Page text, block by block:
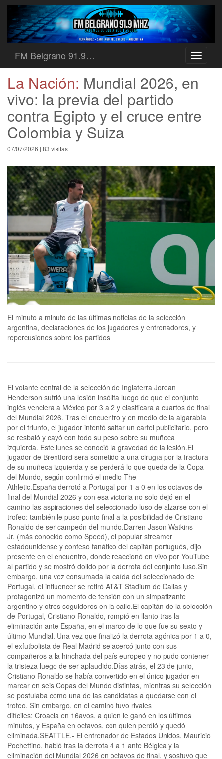
Toggle
FM Belgrano 91.9…
La Nación: Mundial 2026, en
vivo: la previa del partido
contra Egipto y el cruce entre
Colombia y Suiza
07/07/2026 | 83 visitas
El minuto a minuto de las últimas noticias de la selección
argentina, declaraciones de los jugadores y entrenadores, y
repercusiones sobre los partidos
El volante central de la selección de Inglaterra Jordan Henderson sufrió una lesión insólita luego de que el conjunto inglés venciera a México por 3 a 2 y clasificara a cuartos de final del Mundial 2026. Tras el encuentro y en medio de la algarabía por el triunfo, el jugador intentó saltar un cartel publicitario, pero se resbaló y cayó con todo su peso sobre su muñeca izquierda. Este lunes se conoció la gravedad de la lesión.El jugador de Brentford será sometido a una cirugía por la fractura de su muñeca izquierda y se perderá lo que queda de la Copa del Mundo, según confirmó el medio The Athletic.España derrotó a Portugal por 1 a 0 en los octavos de final del Mundial 2026 y con esa victoria no solo dejó en el camino las aspiraciones del seleccionado luso de alzarse con el trofeo: también le puso punto final a la posibilidad de Cristiano Ronaldo de ser campeón del mundo.Darren Jason Watkins Jr. (más conocido como Speed), el popular streamer estadounidense y confeso fanático del capitán portugués, dijo presente en el encuentro, donde reaccionó en vivo por YouTube al partido y se mostró dolido por la derrota del conjunto luso.Sin embargo, una vez consumada la caída del seleccionado de Portugal, el influencer se retiró AT&T Stadium de Dallas y protagonizó un momento de tensión con un simpatizante argentino y otros seguidores en la calle.El capitán de la selección de Portugal, Cristiano Ronaldo, rompió en llanto tras la eliminación ante España, en el marco de lo que fue su sexto y último Mundial. Una vez que finalizó la derrota agónica por 1 a 0, el exfutbolista de Real Madrid se acercó junto con sus compañeros a la hinchada del país europeo y no pudo contener la tristeza luego de ser aplaudido.Días atrás, el 23 de junio, Cristiano Ronaldo se había convertido en el único jugador en marcar en seis Copas del Mundo distintas, mientras su selección se postulaba como una de las candidatas a quedarse con el trofeo. Sin embargo, en el camino tuvo rivales difíciles: Croacia en 16avos, a quien le ganó en los últimos minutos, y España en octavos, con quien perdió y quedó eliminada.SEATTLE.- El entrenador de Estados Unidos, Mauricio Pochettino, habló tras la derrota 4 a 1 ante Bélgica y la eliminación del Mundial 2026 en octavos de final, y sostuvo que su selección no logró mostrar su verdadero nivel.En el marco de su localía, EE. UU. saltó al terreno de juego con el envión de haber vencido con comodidad a Bosnia en 16avos y de haber hecho una fase de grupos prolija, con seis puntos. Los norteamericanos habían afrontado ‌el partido convencidos de que podían dar la sorpresa ​ante una selección belga que muchos ​consideraban vulnerable. Sin embargo, los dirigidos por Pochettino sufrieron un duro golpe y cayeron 4 a 1.“No mostramos nuestra verdadera calidad como equipo. Nunca nos metimos en el partido. Bélgica fue mejor que nosotros, y eso es todo. Ha sido ​un día muy malo. No ha sido nuestro día, ni a nivel colectivo ni individual. En un torneo como el Mundial, ⁠cuando eso ocurre en una fase eliminatoria, quedas fuera y tenés que volver a casa”, dijo el director técnico en una conferencia de prensa.ATLANTA (Enviado especial).- En esta misma ciudad, hace 140 años, el farmacéutico y exoficial del Ejército John Stith Pemberton intentó crear un jarabe medicinal y, casi por accidente, dio con la fórmula de la gaseosa más famosa. A pocas cuadras de allí, donde hoy funciona el museo que recuerda aquella historia, Lionel Scaloni intenta reencontrarse con otra receta: la que convirtió a Argentina en el mejor equipo del mundo. Después de la preocupante actuación ante Cabo Verde y de cuatro días de autocrítica, análisis y correcciones, la selección afrontará este martes, frente a Egipto, los octavos de final con una idea bien clara: volver a ser ese equipo que, además de contar con Lionel Messi, se caracterizó por la presión, la intensidad y la solidez defensiva. Las variantes que analiza el entrenador responden justamente a esa búsqueda: reconstruir una identidad mucho más que modificar jugadores.Bastó observar a Scaloni durante la práctica de este lunes en el predio de Kennesaw State University para entender que, a horas del partido frente a Egipto, todavía hay cuestiones por ajustar que van mucho más allá de una decisión táctica. Más inquieto, activo y cercano a los jugadores que de costumbre, el entrenador vivió el entrenamiento con otra energía. La sensación puertas adentro es que Argentina mostró su peor versión ante Cabo Verde y que, para seguir en carrera, necesita volver a parecerse a sí misma.España derrotó a Portugal por 1 a 0 en los octavos de final del Mundial 2026 y con esa victoria no solo dejó en el camino las aspiraciones del seleccionado luso de alzarse con el trofeo: también le puso punto final a la posibilidad de Cristiano Ronaldo de ser campeón del mundo.Darren Jason Watkins Jr. (más conocido como Speed), el popular streamer estadounidense y confeso fanático del capitán portugués, dijo presente en el encuentro, donde reaccionó en vivo por YouTube al partido y se mostró dolido por la derrota del conjunto luso.En acto de injusticia propiciado en las altas esferas del poder decantará en que el recuerdo sobre la actuación de Folarin Balogun, una de las figuras de la selección de los Estados Unidos en el Mundial 2026, también sea injusta. Pese a haber aportado tres goles durante los cinco partidos que disputó, su nombre y apellido quedarán ligados al mayor escándalo del certamen: la anulación de su tarjeta roja ante Bosnia y Herzegovina, por intermediación directa del mismísimo presidente de la nación anfitriona, Donald Trump.“Sí, lo hice. Hablé y pedí una revisión por parte de la FIFA”, había reconocido el presidente de los Estados Unidos sobre su intervención para que el máximo organismo del fútbol revocara la suspensión al delantero norteamericano, cuya actuación en los octavos de final ante Bélgica distó de ser influyente. “Uno de los mejores jugadores del equipo”, como el propio Trump catalogó a Balogun, prácticamente no entró en juego.Tener un muy buen equipo ya es mucho y contar con un plantel altamente calificado representa un montón. Es un tesoro incalculable. El concepto le cabe a España, cuya caja de herramientas es tan amplia y variada que, si no le alcanza con los titulares en el banco, también hay soluciones. Recursos suficientes para ganarle a un Portugal igual de bien pertrechado el clásico de la península ibérica y meterse en los cuartos de final, a la espera del ganador de la llave entre Bélgica y Estados Unidos.Lo mejor que le puede ocurrir al Mundial es salir del grotesco de las últimas horas entre Infantino y Trump, responsables de desvirtuar las reglas, y volver a las canchas, donde todo sigue siendo muy entretenido y apasionante por obra del fútbol. Que los despachos no perviertan el juego. Que no empañen la emoción de un partido definido a los 45 minutos del segundo tiempo, premio a una España que fue superior, que quería vencer antes de ir al suplementario y que tuvo en el recambio, con Mikel Merino a la cabeza, a los artífices de la agónica victoria.PARÍS.– El presidente Emmanuel Macron manifestó su apoyo al capitán del equipo de fútbol de Francia, Kylian Mbappé, al denunciar los “ataques racistas” que sufrió por parte de una senadora paraguaya después de la derrota de Paraguay en los octavos de final del Mundial 2026, dijo el Elíseo el lunes.“El presidente de la República apoya a Kylian Mbappé y al equipo francés de cara a los ataques racistas dirigidos contra el capitán de los Blues. El presidente paraguayo ha escrito al presidente francés en ese sentido, condenando las declaraciones que se hicieron, como lo hizo el Ministerio de Relaciones Exteriores de Paraguay”, indicó la presidencia francesa.ATLANTA (enviado especial).- La cita fue en Piedmont Park, el pulmón verde más grande de Atlanta. En esta ciudad del sudeste estadounidense, la selección argentina buscará este martes al mediodía el pasaje a los cuartos de final del Mundial 2026. El tradicional banderazo previo reunió a más de 5000 argentinos que profesan su amor por los campeones del mundo.Como pasó en Kansas, Dallas y Miami, ahora fue el turno de la capital de Georgia. Esta vez no pudo superar en número a la multitudinaria convocatoria del viernes pasado en North Miami.ATLANTA (enviado especial).- En el fútbol suele decirse que los jugadores se ponen y se sacan solos. Leandro Paredes conoce bien esa lógica. La sufrió en Qatar, cuando perdió la titularidad después de la derrota ante Arabia Saudita, y ahora vuelve a jugar a su favor. Después de llegar desgarrado al Mundial y de sumar minutos desde el banco, el volante recuperará un lugar entre los once este martes frente a Egipto, en un movimiento que va mucho más allá de un cambio de nombres: Lionel Scaloni apuesta a recuperar el mediocampo y, con él, una parte de la identidad que Argentina perdió frente a Cabo Verde. Este lunes, ante la posibilidad de entrar al equipo, el volante había dicho que “siempre” se veía como titular, independientemente de la decisión que tomara el entrenador. Unas horas más tarde llegó la confirmación.España sigue en carrera: le acaba de ganar a Portugal a los 46 minutos del segundo tiempo, por una estocada de Mikel Merino, que ingresó apenas un rato antes. La Roja, que da espectáculo solo con ráfagas, alcanza los cuartos de final de un Mundial apasionante, mientras las tribunas enfocan a Cristiano Ronaldo, el rey sin corona, de 41 años y envuelto en lágrimas como un niño al que le acaban de robar la pelota.La emoción de un gran campeón, que se retira de un Mundial (ya no habrá otro), con aplausos de pie. El público ovaciona a uno de los mejores 10 futbolistas de todos los tiempos, cuya tristeza se proyectaba en las pantallas del Dallas Stadium.La historia, al final, la escriben los que pierden.Pocos partidos en la historia de los Mundiales comenzaron a jugarse con tanta anticipación como este Bélgica-Estados Unidos que, al contrario de lo que debería ser n